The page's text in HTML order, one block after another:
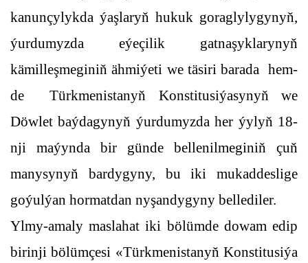
kanunçylykda ýaşlaryň hukuk goraglylygynyň,
ýurdumyzda eýeçilik gatnaşyklarynyň
kämilleşmeginiň ähmiýeti we täsiri barada hem-
de Türkmenistanyň Konstitusiýasynyň we
Döwlet baýdagynyň ýurdumyzda her ýylyň 18-
nji maýynda bir günde bellenilmeginiň çuň
manysynyň bardygyny, bu iki mukaddeslige
goýulýan hormatdan nyşandygyny bellediler.
Ylmy-amaly maslahat iki bölümde dowam edip
birinji bölümçesi «Türkmenistanyň Konstitusiýa